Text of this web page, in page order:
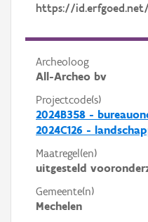
https://
Archeoloog
All-Archeo bv
Projectcode(s)
2024B358 -
2024C126 -
Maatregel(en)
uitgesteld
Gemeente(n)
Mechelen